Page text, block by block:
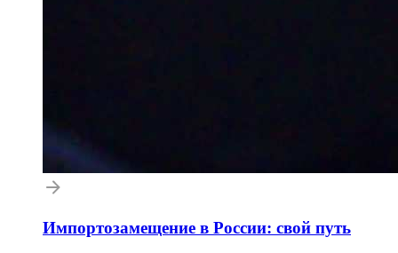
Импортозамещение в России: свой путь